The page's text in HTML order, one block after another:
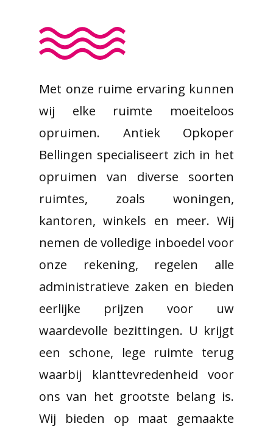
Met onze ruime ervaring kunnen
wij elke ruimte moeiteloos
opruimen. Antiek Opkoper
Bellingen specialiseert zich in het
opruimen van diverse soorten
ruimtes, zoals woningen,
kantoren, winkels en meer. Wij
nemen de volledige inboedel voor
onze rekening, regelen alle
administratieve zaken en bieden
eerlijke prijzen voor uw
waardevolle bezittingen. U krijgt
een schone, lege ruimte terug
waarbij klanttevredenheid voor
ons van het grootste belang is.
Wij bieden op maat gemaakte